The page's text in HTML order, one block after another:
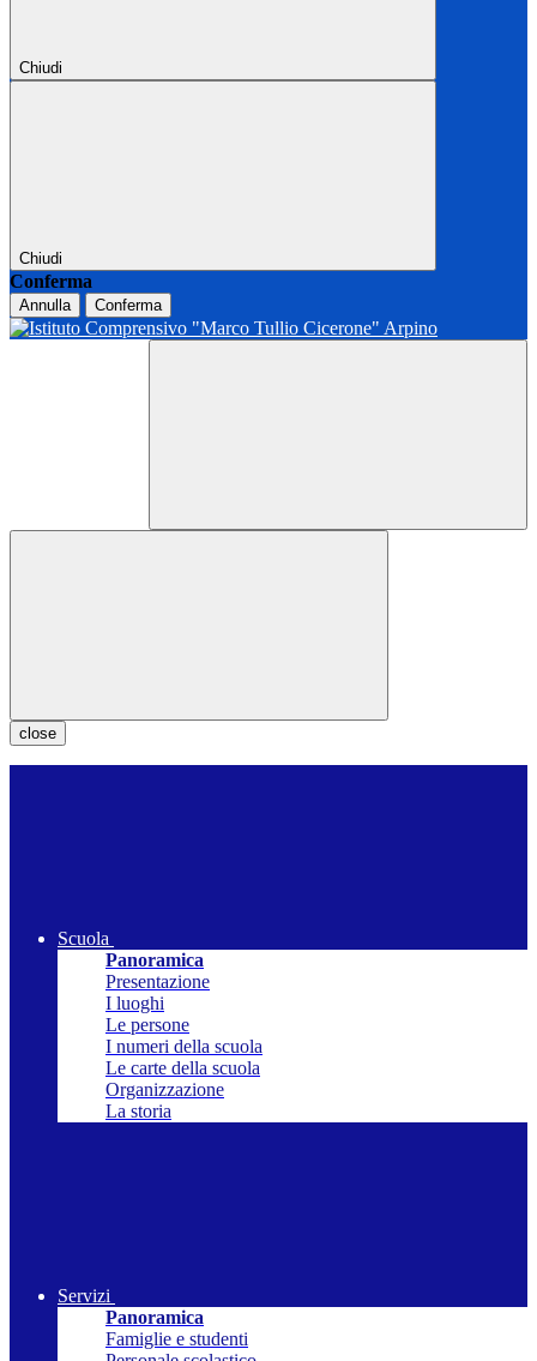
Chiudi
Chiudi
Conferma
Annulla Conferma
close
Scuola
Panoramica
Presentazione
I luoghi
Le persone
I numeri della scuola
Le carte della scuola
Organizzazione
La storia
Servizi
Panoramica
Famiglie e studenti